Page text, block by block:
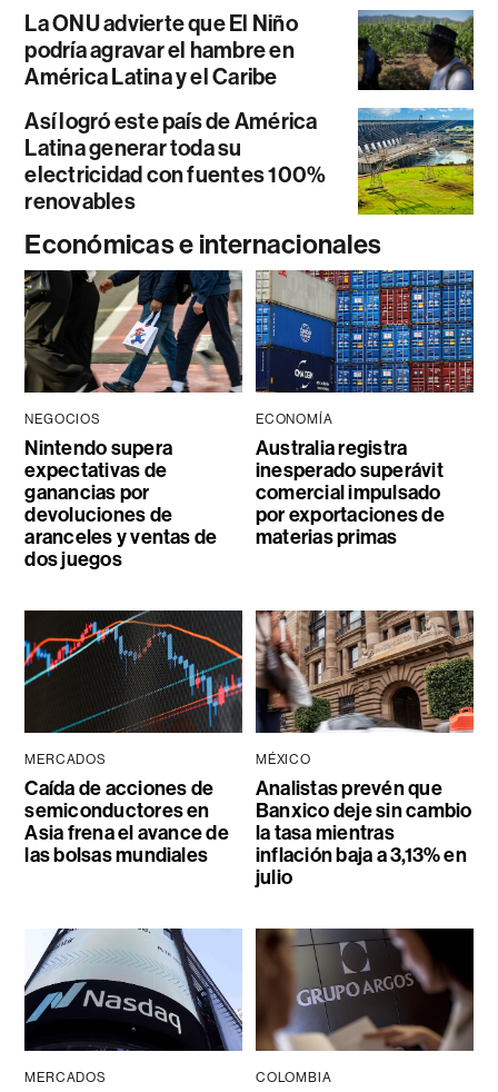
La ONU advierte que El Niño
podría agravar el hambre en
América Latina y el Caribe
Así logró este país de América
Latina generar toda su
electricidad con fuentes 100%
renovables
Económicas e internacionales
NEGOCIOS
Nintendo supera
expectativas de
ganancias por
devoluciones de
aranceles y ventas de
dos juegos
ECONOMÍA
Australia registra
inesperado superávit
comercial impulsado
por exportaciones de
materias primas
MERCADOS
Caída de acciones de
semiconductores en
Asia frena el avance de
las bolsas mundiales
MÉXICO
Analistas prevén que
Banxico deje sin cambio
la tasa mientras
inflación baja a 3,13% en
julio
MERCADOS COLOMBIA